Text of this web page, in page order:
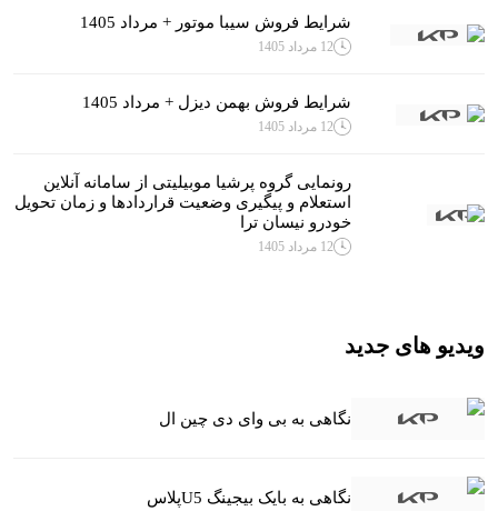
شرایط فروش سیبا موتور + مرداد 1405
12 مرداد 1405
شرایط فروش بهمن دیزل + مرداد 1405
12 مرداد 1405
رونمایی گروه پرشیا موبیلیتی از سامانه آنلاین
استعلام و پیگیری وضعیت قراردادها و زمان تحویل
خودرو نیسان ترا
12 مرداد 1405
ویدیو های جدید
نگاهی به بی وای دی چین ال
نگاهی به بایک بیجینگ U5پلاس